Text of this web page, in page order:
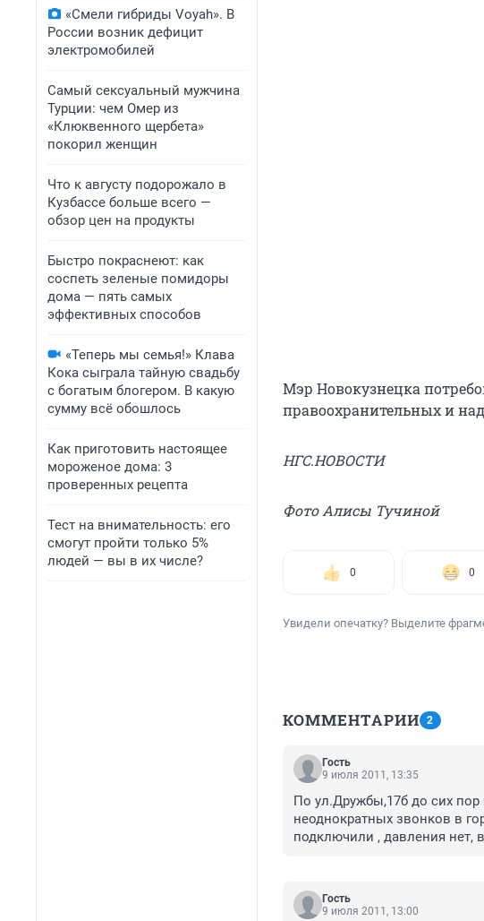
«Смели гибриды Voyah». В
России возник дефицит
электромобилей
Самый сексуальный мужчина
Турции: чем Омер из
«Клюквенного щербета»
покорил женщин
Что к августу подорожало в
Кузбассе больше всего —
обзор цен на продукты
Быстро покраснеют: как
соспеть зеленые помидоры
дома — пять самых
эффективных способов
«Теперь мы семья!» Клава
Кока сыграла тайную свадьбу
с богатым блогером. В какую
сумму всё обошлось
Как приготовить настоящее
мороженое дома: 3
проверенных рецепта
Тест на внимательность: его
смогут пройти только 5%
людей — вы в их числе?
Мэр Новокузнецка
правоохранительных и
НГС.НОВОСТИ
Фото Алисы Тучиной
0 0
Увидели опечатку? Выделите
КОММЕНТАРИИ 2
Гость
9 июля 2011, 13:35
По ул.Дружбы,17б до сих
неоднократных звонков в
подключили , давления нет,
Гость
9 июля 2011, 13:00